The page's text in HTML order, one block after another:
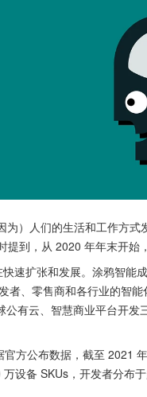
）人们的生活和工作方式
到，从 2020 年年末开始
速扩张和发展。涂鸦智能
者、零售商和各行业的智
公有云、智慧商业平台开发
方公布数据，截至 2021
设备 SKUs，开发者分布